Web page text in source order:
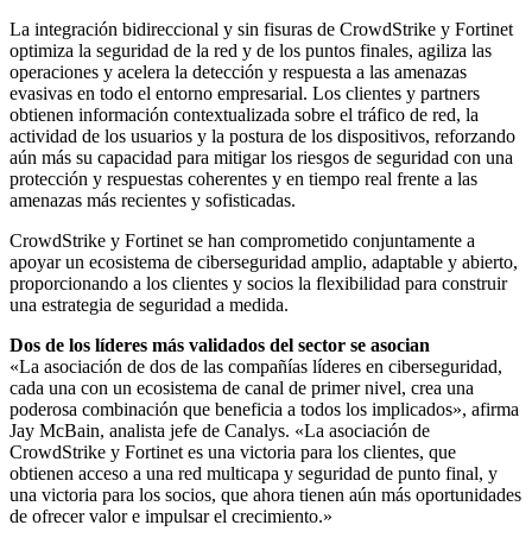
La integración bidireccional y sin fisuras de CrowdStrike y Fortinet
optimiza la seguridad de la red y de los puntos finales, agiliza las
operaciones y acelera la detección y respuesta a las amenazas
evasivas en todo el entorno empresarial. Los clientes y partners
obtienen información contextualizada sobre el tráfico de red, la
actividad de los usuarios y la postura de los dispositivos, reforzando
aún más su capacidad para mitigar los riesgos de seguridad con una
protección y respuestas coherentes y en tiempo real frente a las
amenazas más recientes y sofisticadas.
CrowdStrike y Fortinet se han comprometido conjuntamente a
apoyar un ecosistema de ciberseguridad amplio, adaptable y abierto,
proporcionando a los clientes y socios la flexibilidad para construir
una estrategia de seguridad a medida.
Dos de los líderes más validados del sector se asocian
«La asociación de dos de las compañías líderes en ciberseguridad,
cada una con un ecosistema de canal de primer nivel, crea una
poderosa combinación que beneficia a todos los implicados», afirma
Jay McBain, analista jefe de Canalys. «La asociación de
CrowdStrike y Fortinet es una victoria para los clientes, que
obtienen acceso a una red multicapa y seguridad de punto final, y
una victoria para los socios, que ahora tienen aún más oportunidades
de ofrecer valor e impulsar el crecimiento.»